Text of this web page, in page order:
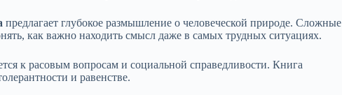
предлагает глубокое размышление о человеческой природе. Сложные
как важно находить смысл даже в самых трудных ситуациях.
к расовым вопросам и социальной справедливости. Книга
и равенстве.